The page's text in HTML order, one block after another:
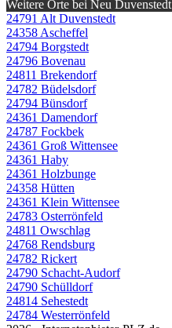
Weitere Orte bei Neu Duvenstedt
24791 Alt Duvenstedt
24358 Ascheffel
24794 Borgstedt
24796 Bovenau
24811 Brekendorf
24782 Büdelsdorf
24794 Bünsdorf
24361 Damendorf
24787 Fockbek
24361 Groß Wittensee
24361 Haby
24361 Holzbunge
24358 Hütten
24361 Klein Wittensee
24783 Osterrönfeld
24811 Owschlag
24768 Rendsburg
24782 Rickert
24790 Schacht-Audorf
24790 Schülldorf
24814 Sehestedt
24784 Westerrönfeld